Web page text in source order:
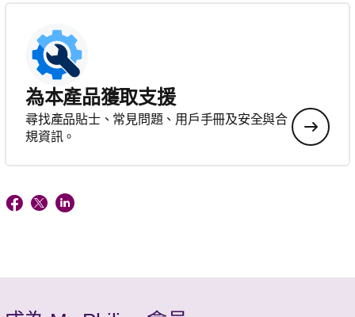
為本產品獲取支援
尋找產品貼士、常見問題、用戶手冊及安全與合
規資訊。